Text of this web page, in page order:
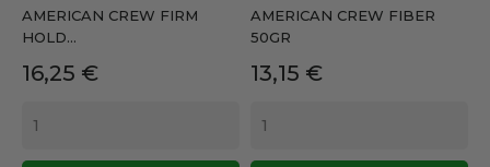
AMERICAN CREW FIRM
HOLD...
Precio
16,25 €
AMERICAN CREW FIBER
50GR
Precio
13,15 €